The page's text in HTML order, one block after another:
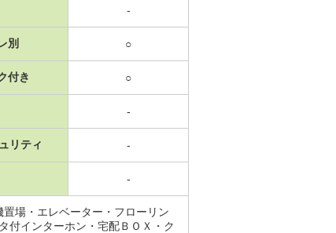
-
別 ○
付き ○
-
リティ -
-
場・エレベーター・フローリン
付インターホン・宅配ＢＯＸ・ク